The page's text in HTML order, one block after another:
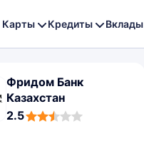
Карты Кредиты Вклады
Фридом Банк
Казахстан
2.5